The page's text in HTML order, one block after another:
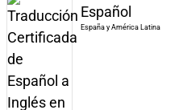
Español
España y América Latina